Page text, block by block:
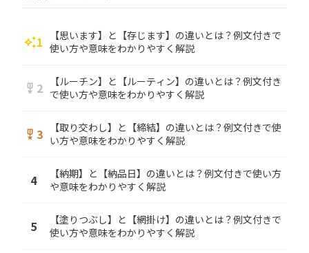
auto_awesome1
【思います】と【存じます】の違いとは？例文付きで
使い方や意味をわかりやすく解説
military_tech 2
【ルーチン】と【ルーティン】の違いとは？例文付き
で使い方や意味をわかりやすく解説
military_tech 3
【取り交わし】と【締結】の違いとは？例文付きで使
い方や意味をわかりやすく解説
4
【納期】と【納品日】の違いとは？例文付きで使い方
や意味をわかりやすく解説
5
【塗りつぶし】と【網掛け】の違いとは？例文付きで
使い方や意味をわかりやすく解説